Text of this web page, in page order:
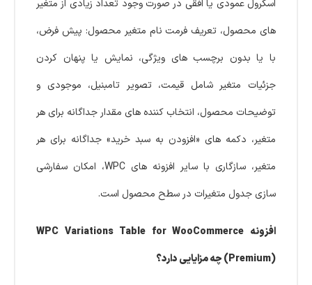
اسکرول عمودی یا افقی در صورت وجود تعداد زیادی از متغیر
های محصول، تعریف فرمت نام متغیر محصول: پیش فرض،
با یا بدون برچسب های ویژگی، نمایش یا پنهان کردن
جزئیات متغیر شامل قیمت، تصویر تامبنیل، موجودی و
توضیحات محصول، انتخاب کننده های مقدار جداگانه برای هر
متغیر، دکمه های «افزودن به سبد خرید» جداگانه برای هر
متغیر، سازگاری با سایر افزونه های WPC، امکان سفارشی
سازی جدول متغیرات در سطح محصول است.
افزونه WPC Variations Table for WooCommerce
(Premium) چه مزایایی دارد؟